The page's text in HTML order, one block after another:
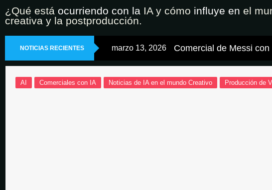
¿Qué está ocurriendo con la IA y cómo influye en el
creativa y la postproducción.
NOTICIAS RECIENTES marzo 13, 2026 Comercial de Messi con
AI Comerciales con IA Noticias de IA en el mundo Creativo Producción de